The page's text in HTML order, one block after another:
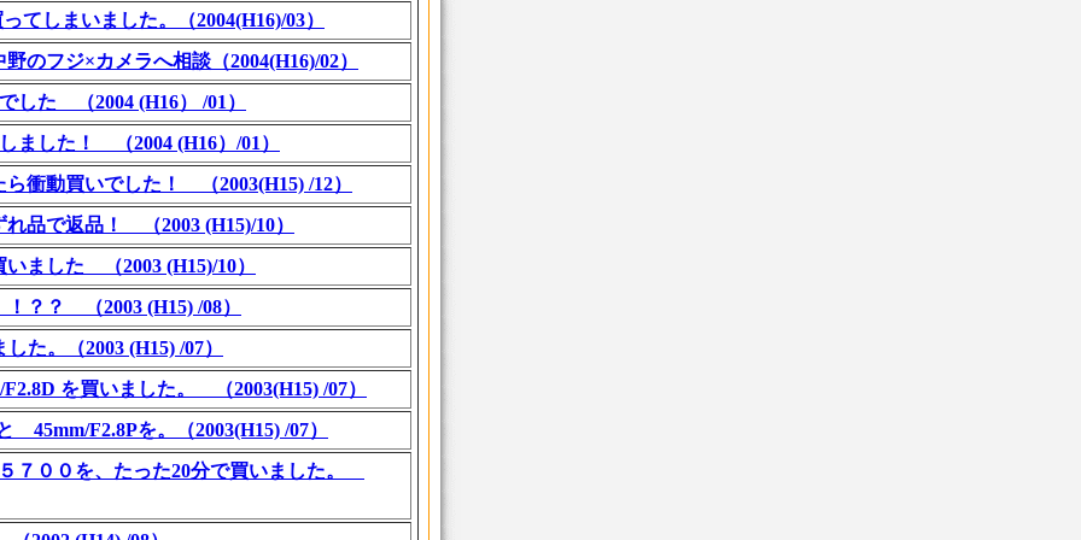
しまいました。（2004(H16)/03）
のフジ×カメラへ相談（2004(H16)/02）
した （2004 (H16） /01）
ました！ （2004 (H16）/01）
衝動買いでした！ （2003(H15) /12）
品で返品！ （2003 (H15)/10）
ました （2003 (H15)/10）
？？ （2003 (H15) /08）
た。（2003 (H15) /07）
を買いました。 （2003(H15) /07）
F2.8Pを。（2003(H15) /07）
７００を、たった20分で買いました。